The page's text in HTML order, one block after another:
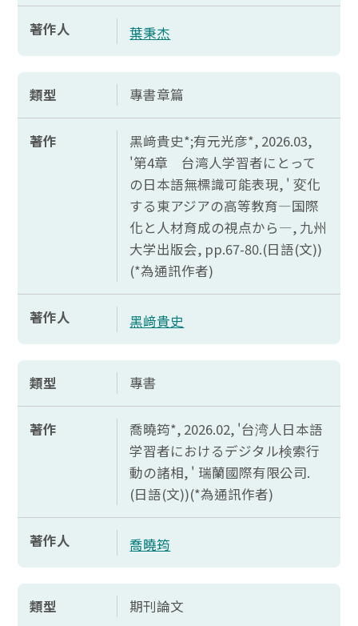
著作人 葉秉杰
類型 專書章篇
著作
黑﨑貴史*;有元光彦*, 2026.03,
'第4章 台湾人学習者にとって
の日本語無標識可能表現, ' 変化
する東アジアの高等教育―国際
化と人材育成の視点から―, 九州
大学出版会, pp.67-80.(日語(文))
(*為通訊作者)
著作人 黑﨑貴史
類型 專書
著作
喬曉筠*, 2026.02, '台湾人日本語
学習者におけるデジタル検索行
動の諸相, ' 瑞蘭國際有限公司.
(日語(文))(*為通訊作者)
著作人 喬曉筠
類型 期刊論文